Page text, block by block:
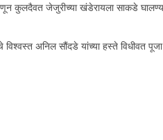
कुलदैवत जेजुरीच्या खंडेरायला साकडे
विश्वस्त अनिल सौंदडे यांच्या हस्ते विधीवत